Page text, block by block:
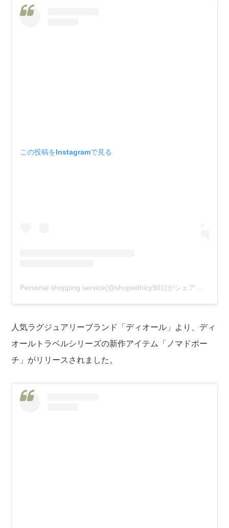
この投稿をInstagramで見る
Personal shopping service(@shopwithicy901)がシェアした投稿
人気ラグジュアリーブランド「ディオール」より、ディ
オールトラベルシリーズの新作アイテム「ノマドポー
チ」がリリースされました。